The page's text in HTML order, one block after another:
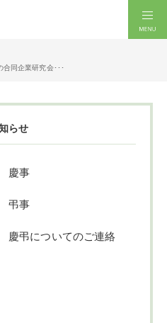
合同企業研究会･･･
らせ
慶事
弔事
慶弔についてのご連絡